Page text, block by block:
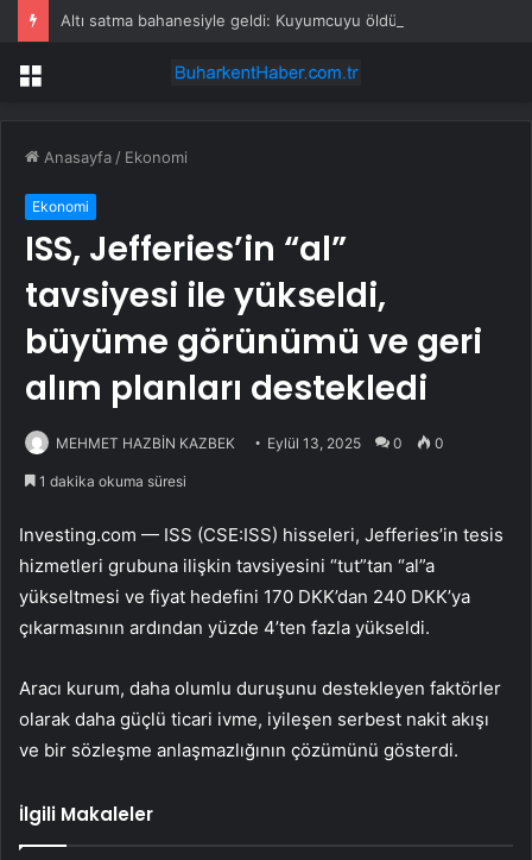
Altı satma bahanesiyle geldi: Kuyumcuyu öldürüp gaspetti
Menü
Anasayfa / Ekonomi
Ekonomi
ISS, Jefferies’in “al”
tavsiyesi ile yükseldi,
büyüme görünümü ve geri
alım planları destekledi
MEHMET HAZBİN KAZBEK Eylül 13, 2025 0 0
1 dakika okuma süresi
Investing.com — ISS (CSE:ISS) hisseleri, Jefferies’in tesis
hizmetleri grubuna ilişkin tavsiyesini “tut”tan “al”a
yükseltmesi ve fiyat hedefini 170 DKK’dan 240 DKK’ya
çıkarmasının ardından yüzde 4’ten fazla yükseldi.
Aracı kurum, daha olumlu duruşunu destekleyen faktörler
olarak daha güçlü ticari ivme, iyileşen serbest nakit akışı
ve bir sözleşme anlaşmazlığının çözümünü gösterdi.
İlgili Makaleler